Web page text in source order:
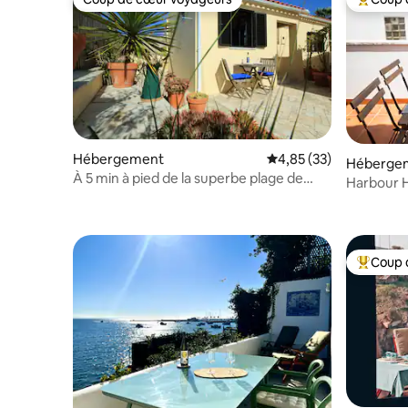
Coup de cœur voyageurs
Hébergement Évaluation moyenne
4,85 (33)
À 5 min à pied de la superbe plage de
Coups
Harbour
Coups
Coup